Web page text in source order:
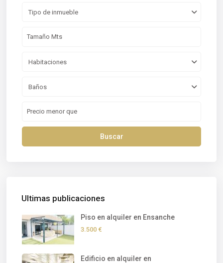
Tipo de inmueble
Habitaciones
Baños
Buscar
Ultimas publicaciones
Piso en alquiler en Ensanche
3.500 €
Edificio en alquiler en